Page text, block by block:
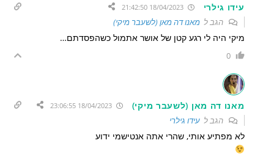
עידו גילרי 18/04/2023 21:42:50
הגב למאנו דה מאן (לשעבר מיקי)
מיקי היה לי רגע קטן של אושר אתמול כשהפסדתם…
0
מאנו דה מאן (לשעבר מיקי) 18/04/2023 23:06:55
הגב לעידו גילרי
לא מפתיע אותי, שהרי אתה אנטישמי ידוע